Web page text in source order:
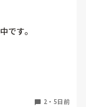
です。
だった！」「観
2 ・ 5日前